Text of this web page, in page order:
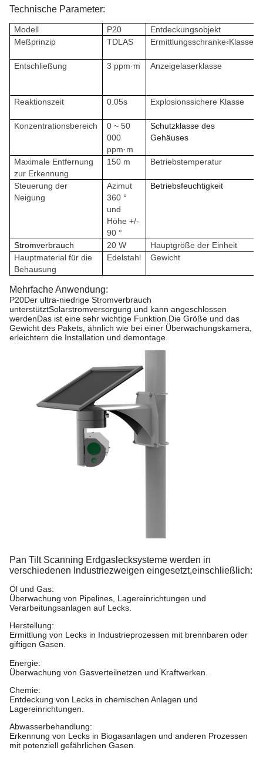
Technische Parameter:
Modell P20
Entdeckungsobjekt
Meßprinzip
TDLAS Ermittlungsschranke‹Klasse
Entschließung 3 ppm·m Anzeigelaserklasse
Reaktionszeit 0.05s Explosionssichere Klasse
Konzentrationsbereich
0 ~ 50
000
ppm·m
Schutzklasse des
Gehäuses
Maximale Entfernung
zur Erkennung
150 m Betriebstemperatur
Steuerung der
Neigung
Azimut
360 °
und
Höhe +/-
90 °
Betriebsfeuchtigkeit
Stromverbrauch 20 W
Hauptgröße der Einheit
Hauptmaterial für die
Behausung
Edelstahl Gewicht
Mehrfache Anwendung:
P20Der ultra-niedrige Stromverbrauch
unterstütztSolarstromversorgung und kann angeschlossen
werdenDas ist eine sehr wichtige Funktion. Die Größe und das
Gewicht des Pakets, ähnlich wie bei einer Überwachungskamera,
erleichtern die Installation und demontage.
Pan Tilt Scanning Erdgaslecksysteme werden in
verschiedenen Industriezweigen eingesetzt,einschließlich:
Öl und Gas:
Überwachung von Pipelines, Lagereinrichtungen und
Verarbeitungsanlagen auf Lecks.
Herstellung:
Ermittlung von Lecks in Industrieprozessen mit brennbaren oder
giftigen Gasen.
Energie:
Überwachung von Gasverteilnetzen und Kraftwerken.
Chemie:
Entdeckung von Lecks in chemischen Anlagen und
Lagereinrichtungen.
Abwasserbehandlung:
Erkennung von Lecks in Biogasanlagen und anderen Prozessen
mit potenziell gefährlichen Gasen.